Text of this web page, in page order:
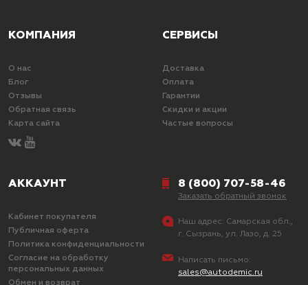
КОМПАНИЯ
О нас
Блог
Отзывы
Обратная связь
Карта сайта
СЕРВИСЫ
Доставка
Оплата
Гарантии
Скидки и акции
Частые вопросы
АККАУНТ
Кабинет покупателя
Публичная оферта
Политика конфиденциальности
Согласие на обработку
персональных данных
Обмен и возврат
8 (800) 707-58-46
Заказать обратный звонок
Наш адрес: Самарская обл.,
г. Сызрань, ул. Лазо, д. 25
Написать письмо:
sales@autodemic.ru